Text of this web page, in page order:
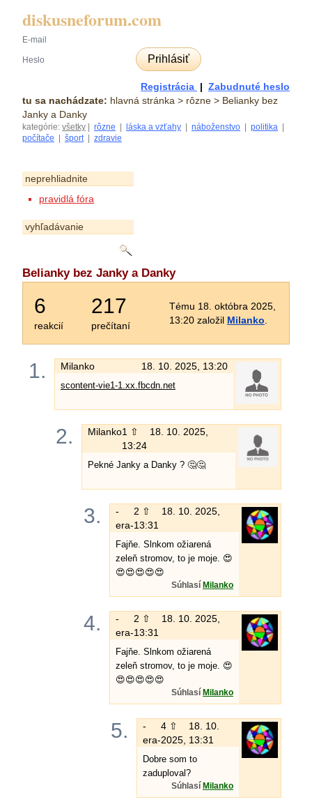
diskusneforum.com
Prihlásiť
Registrácia | Zabudnuté heslo
tu sa nachádzate: hlavná stránka > rôzne > Belianky bez
Janky a Danky
kategórie: všetky rôzne láska a vzťahy náboženstvo politika
počítače
šport| zdravie
neprehliadnite
pravidlá fóra
vyhľadávanie
Belianky bez Janky a Danky
6
reakcií
217
prečítaní
Tému 18. októbra 2025,
13:20 založil Milanko
1. Milanko 18. 10. 2025, 13:20
scontent-vie1-1.xx.fbcdn.net
2. Milanko1 ⇧
18. 10. 2025,
13:24
Pekné Janky a Danky ? 🤔🤔
3.
-
era-
2 ⇧
18. 10. 2025,
13:31
Fajňe. Slnkom ožiarená
zeleň stromov, to je moje. 😍
😍😍😍😍😍
Súhlasí Milanko
4.
-
era-
2 ⇧
18. 10. 2025,
13:31
Fajňe. Slnkom ožiarená
zeleň stromov, to je moje. 😍
😍😍😍😍😍
Súhlasí Milanko
5.
-
era-
4 ⇧
18. 10.
2025, 13:31
Dobre som to
zaduploval?
Súhlasí Milanko